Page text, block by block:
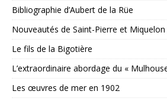
Bibliographie d’Aubert de la Rüe
Nouveautés de Saint-Pierre et
Le fils de la Bigotière
L’extraordinaire abordage du «
Les œuvres de mer en 1902